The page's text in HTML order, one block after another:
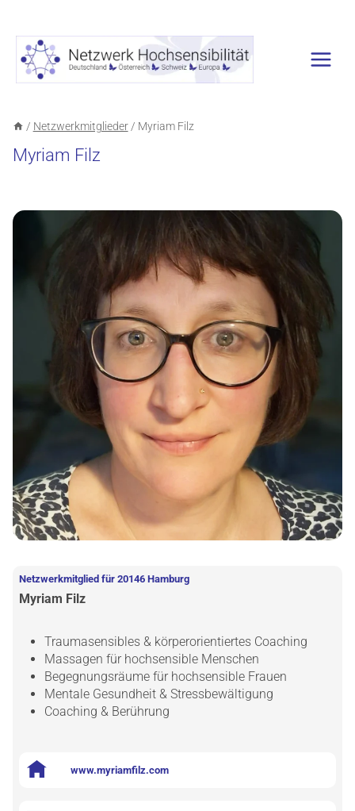
springen
/ Netzwerkmitglieder / Myriam Filz
Myriam Filz
Netzwerkmitglied für 20146 Hamburg
Myriam Filz
Traumasensibles & körperorientiertes Coaching
Massagen für hochsensible Menschen
Begegnungsräume für hochsensible Frauen
Mentale Gesundheit & Stressbewältigung
Coaching & Berührung
www.myriamfilz.com